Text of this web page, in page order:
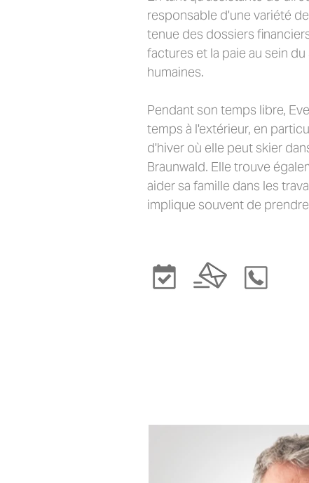
responsable d'une variété
tenue des dossiers
factures et la paie au sein
humaines.
Pendant son temps libre,
temps à l'extérieur, en
d'hiver où elle peut skier
Braunwald. Elle trouve
aider sa famille dans les
implique souvent de